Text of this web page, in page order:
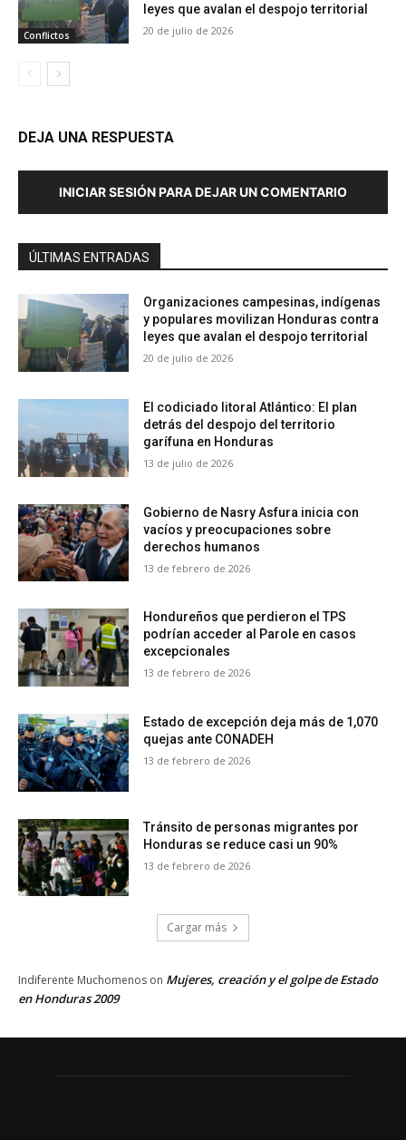
Conflictos
leyes que avalan el despojo territorial
20 de julio de 2026
DEJA UNA RESPUESTA
INICIAR SESIÓN PARA DEJAR UN COMENTARIO
ÚLTIMAS ENTRADAS
Organizaciones campesinas, indígenas
y populares movilizan Honduras contra
leyes que avalan el despojo territorial
20 de julio de 2026
El codiciado litoral Atlántico: El plan
detrás del despojo del territorio
garífuna en Honduras
13 de julio de 2026
Gobierno de Nasry Asfura inicia con
vacíos y preocupaciones sobre
derechos humanos
13 de febrero de 2026
Hondureños que perdieron el TPS
podrían acceder al Parole en casos
excepcionales
13 de febrero de 2026
Estado de excepción deja más de 1,070
quejas ante CONADEH
13 de febrero de 2026
Tránsito de personas migrantes por
Honduras se reduce casi un 90%
13 de febrero de 2026
Cargar más
Indiferente Muchomenos on Mujeres, creación y el golpe de Estado
en Honduras 2009